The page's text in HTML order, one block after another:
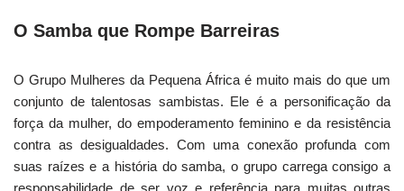
O Samba que Rompe Barreiras
O Grupo Mulheres da Pequena África é muito mais do que um
conjunto de talentosas sambistas. Ele é a personificação da
força da mulher, do empoderamento feminino e da resistência
contra as desigualdades. Com uma conexão profunda com
suas raízes e a história do samba, o grupo carrega consigo a